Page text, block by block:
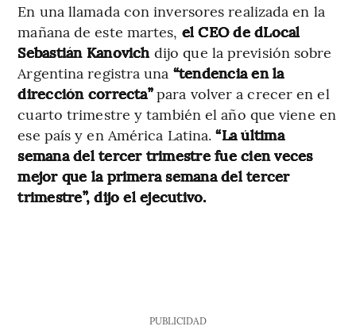
En una llamada con inversores realizada en la
mañana de este martes, el CEO de dLocal
Sebastián Kanovich dijo que la previsión sobre
Argentina registra una “tendencia en la
dirección correcta”para volver a crecer en el
cuarto trimestre y también el año que viene en
ese país y en América Latina.“La última
semana del tercer trimestre fue cien veces
mejor que la primera semana del tercer
trimestre”, dijo el ejecutivo.
PUBLICIDAD